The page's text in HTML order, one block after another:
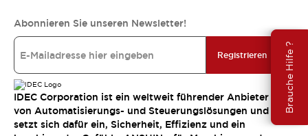
Brauche Hilfe ?
Abonnieren Sie unseren Newsletter!
Registrieren
IDEC Corporation ist ein weltweit führender Anbieter
von Automatisierungs- und Steuerungslösungen und
setzt sich dafür ein, Sicherheit, Effizienz und ein